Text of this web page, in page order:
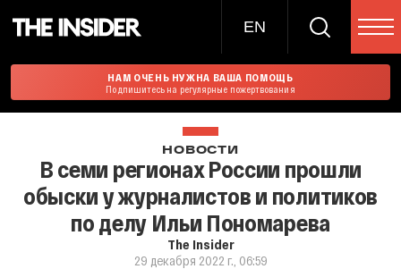
EN
НАМ ОЧЕНЬ НУЖНА ВАША ПОМОЩЬ
Подпишитесь на регулярные пожертвования
НОВОСТИ
В семи регионах России прошли
обыски у журналистов и политиков
по делу Ильи Пономарева
The Insider
29 декабря 2022 г., 06:59